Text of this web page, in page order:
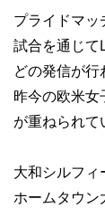
プライドマッ
試合を通じて
どの発信が行
昨今の欧米女
が重ねられて
大和シルフィ
ホームタウン